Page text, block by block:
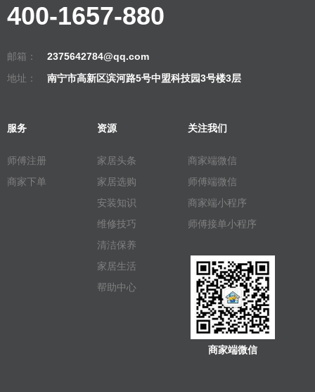
400-1657-880
邮箱：
2375642784@qq.com
地址：
南宁市高新区滨河路5号中盟科技园3号楼3层
服务
师傅注册
商家下单
资源
家居头条
家居选购
安装知识
维修技巧
清洁保养
家居生活
帮助中心
关注我们
商家端微信
师傅端微信
商家端小程序
师傅接单小程序
商家端微信